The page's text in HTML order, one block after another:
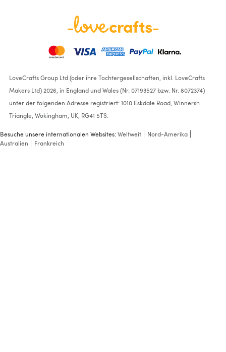
LoveCrafts Group Ltd (oder ihre Tochtergesellschaften, inkl. LoveCrafts
Makers Ltd) 2026, in England und Wales (Nr. 07193527 bzw. Nr. 8072374)
unter der folgenden Adresse registriert: 1010 Eskdale Road, Winnersh
Triangle, Wokingham, UK, RG41 5TS.
Besuche unsere internationalen Websites:Weltweit
Nord-Amerika
Australien
Frankreich